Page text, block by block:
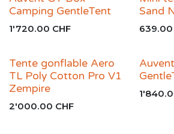
Camping GentleTent
1'720.00 CHF
Sand
639.00
Tente gonflable Aero
TL Poly Cotton Pro V1
Zempire
2'000.00 CHF